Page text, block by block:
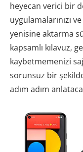
heyecan verici bir
uygulamalarınızı
yenisine aktarma
kapsamlı kılavuz,
kaybetmemenizi
sorunsuz bir
adım adım